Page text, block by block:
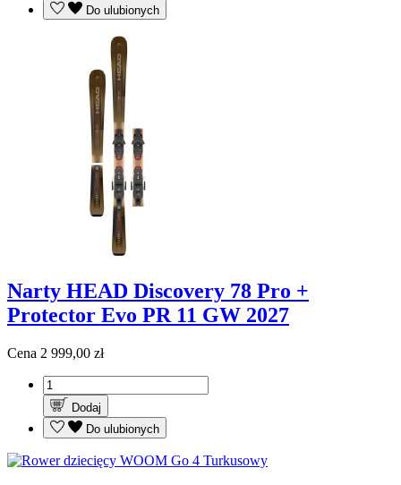
Do ulubionych
Narty HEAD Discovery 78 Pro +
Protector Evo PR 11 GW 2027
Cena 2 999,00 zł
Dodaj
Do ulubionych